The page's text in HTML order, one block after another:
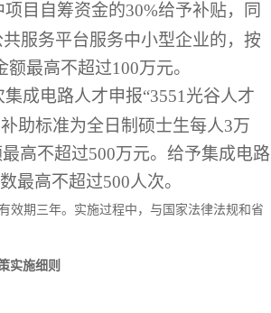
目自筹资金的30%给予补贴，同
服务平台服务中小型企业的，按
最高不超过100万元。
成电路人才申报“3551光谷人才
助标准为全日制硕士生每人3万
高不超过500万元。给予集成电路
最高不超过500人次。
效期三年。实施过程中，与国家法律法规和省
实施细则